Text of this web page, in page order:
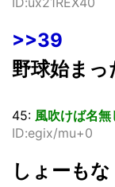
>>39
野球始まっ
45: 風吹けば名無
ID:egix/mu+0
しょーもな